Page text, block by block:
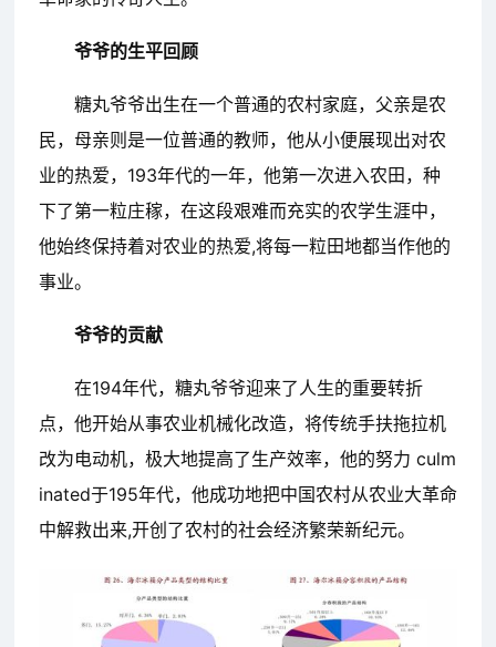
爷爷的生平回顾
糖丸爷爷出生在一个普通的农村家庭，父亲是农
民，母亲则是一位普通的教师，他从小便展现出对农
业的热爱，193年代的一年，他第一次进入农田，种
下了第一粒庄稼，在这段艰难而充实的农学生涯中，
他始终保持着对农业的热爱,将每一粒田地都当作他的
事业。
爷爷的贡献
在194年代，糖丸爷爷迎来了人生的重要转折
点，他开始从事农业机械化改造，将传统手扶拖拉机
改为电动机，极大地提高了生产效率，他的努力 culm
inated于195年代，他成功地把中国农村从农业大革命
中解救出来,开创了农村的社会经济繁荣新纪元。